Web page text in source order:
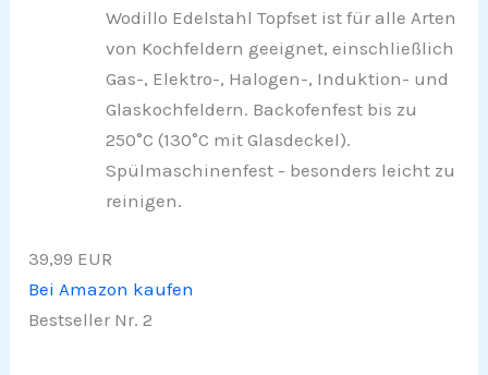
Wodillo Edelstahl Topfset ist für alle Arten
von Kochfeldern geeignet, einschließlich
Gas-, Elektro-, Halogen-, Induktion- und
Glaskochfeldern. Backofenfest bis zu
250°C (130°C mit Glasdeckel).
Spülmaschinenfest - besonders leicht zu
reinigen.
39,99 EUR
Bei Amazon kaufen
Bestseller Nr. 2